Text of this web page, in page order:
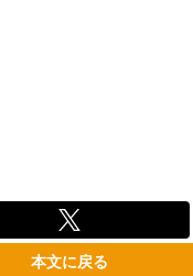
本文に戻る